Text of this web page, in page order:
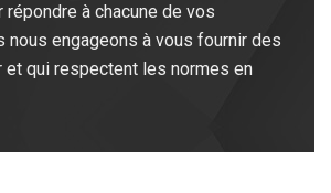
répondre à chacune de vos
nous engageons à vous fournir des
et qui respectent les normes en